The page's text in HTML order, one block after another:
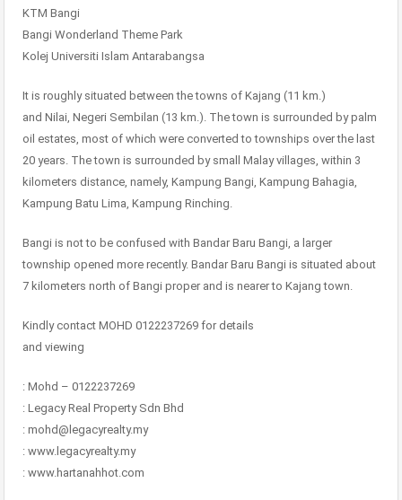
KTM Bangi
Bangi Wonderland Theme Park
Kolej Universiti Islam Antarabangsa
It is roughly situated between the towns of Kajang (11 km.)
and Nilai, Negeri Sembilan (13 km.). The town is surrounded by palm
oil estates, most of which were converted to townships over the last
20 years. The town is surrounded by small Malay villages, within 3
kilometers distance, namely, Kampung Bangi, Kampung Bahagia,
Kampung Batu Lima, Kampung Rinching.
Bangi is not to be confused with Bandar Baru Bangi, a larger
township opened more recently. Bandar Baru Bangi is situated about
7 kilometers north of Bangi proper and is nearer to Kajang town.
Kindly contact MOHD 0122237269 for details
and viewing
: Mohd – 0122237269
: Legacy Real Property Sdn Bhd
: mohd@legacyrealty.my
: www.legacyrealty.my
: www.hartanahhot.com